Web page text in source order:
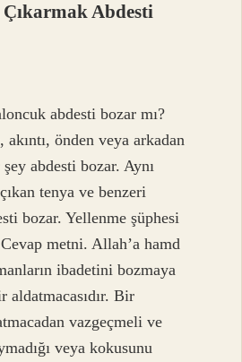
Abdesti
abdesti bozar mı?
önden veya arkadan
abdesti bozar. Aynı
tenya ve benzeri
bozar. Yellenme şüphesi
metni. Allah’a hamd
ibadetini bozmaya
aldatmacasıdır. Bir
vazgeçmeli ve
veya kokusunu